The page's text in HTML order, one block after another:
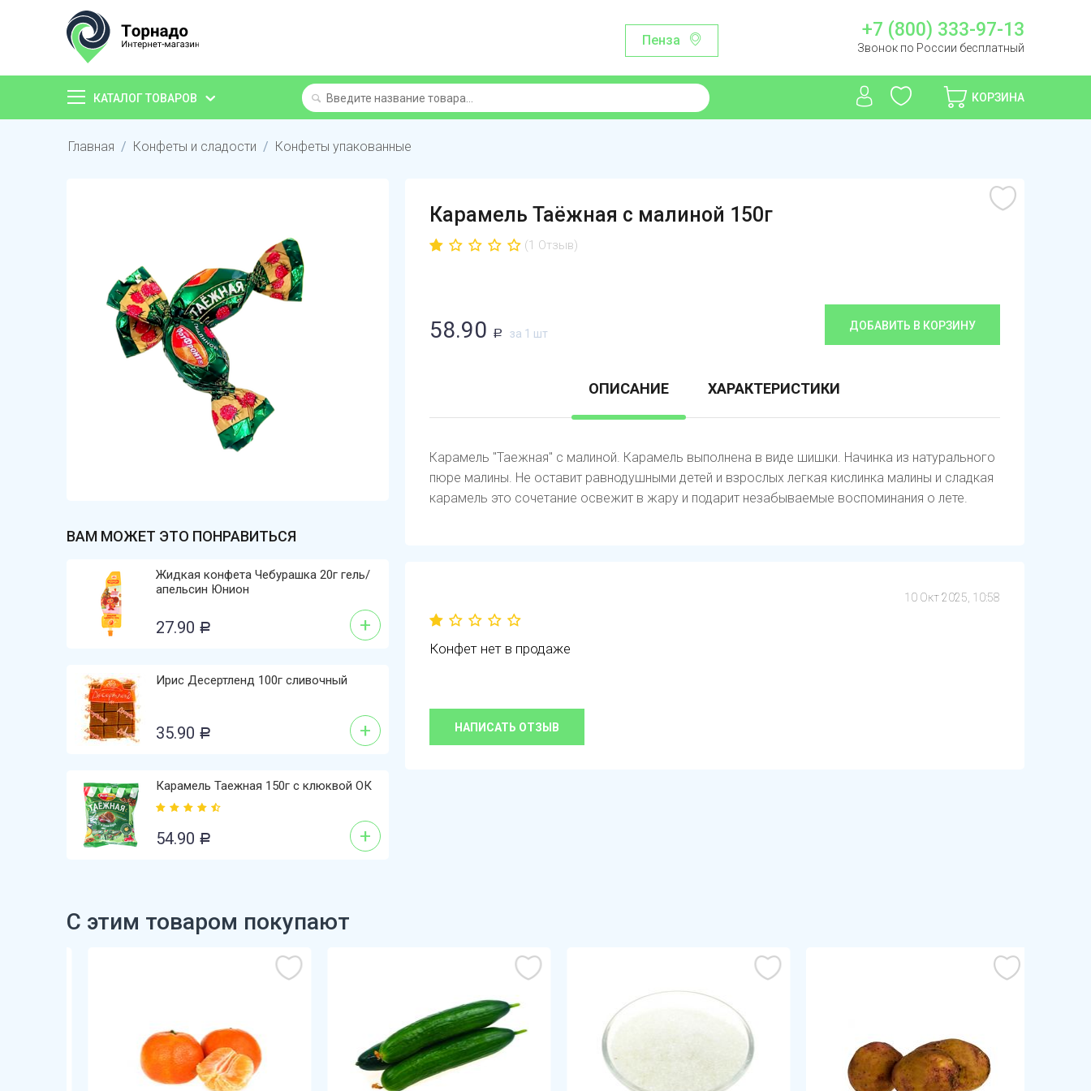
Пенза +7 (800) 333-97-13
Звонок по России бесплатный
КАТАЛОГ ТОВАРОВ КОРЗИНА
Главная / Конфеты и сладости / Конфеты упакованные
ВАМ МОЖЕТ ЭТО ПОНРАВИТЬСЯ
Жидкая конфета Чебурашка 20г гель/
апельсин Юнион
27.90 Р +
Ирис Десертленд 100г сливочный
35.90 Р +
Карамель Таежная 150г с клюквой ОК
54.90 Р +
Карамель Таёжная с малиной 150г
(1 Отзыв)
58.90 Р за 1 шт
ДОБАВИТЬ В КОРЗИНУ
ОПИСАНИЕ ХАРАКТЕРИСТИКИ
Карамель "Таежная" с малиной. Карамель выполнена в виде шишки. Начинка из натурального
пюре малины. Не оставит равнодушными детей и взрослых легкая кислинка малины и сладкая
карамель это сочетание освежит в жару и подарит незабываемые воспоминания о лете.
10 Окт 2025, 10:58
Конфет нет в продаже
НАПИСАТЬ ОТЗЫВ
С этим товаром покупают